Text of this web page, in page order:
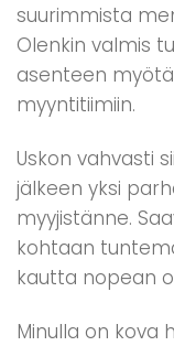
suurimmista
Olenkin valmis
asenteen
myyntitiimiin.
Uskon vahvasti
jälkeen yksi
myyjistänne.
kohtaan
kautta nopean
Minulla on kova